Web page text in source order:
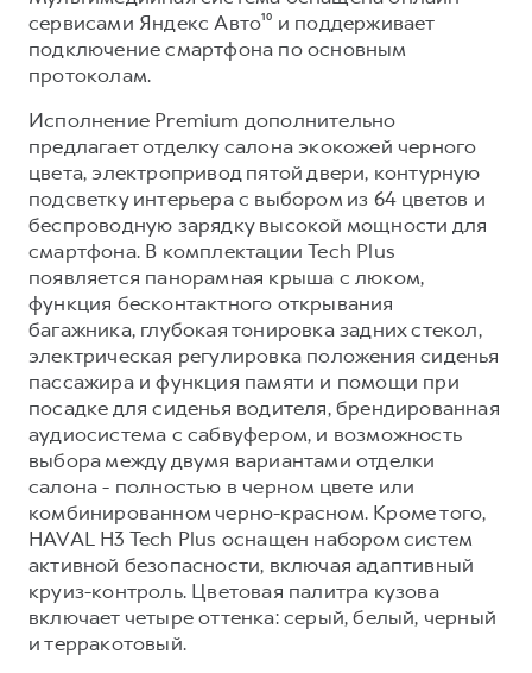
сервисами Яндекс Авто¹⁰ и поддерживает
подключение смартфона по основным
протоколам.
Исполнение Premium дополнительно
предлагает отделку салона экокожей черного
цвета, электропривод пятой двери, контурную
подсветку интерьера с выбором из 64 цветов и
беспроводную зарядку высокой мощности для
смартфона. В комплектации Tech Plus
появляется панорамная крыша с люком,
функция бесконтактного открывания
багажника, глубокая тонировка задних стекол,
электрическая регулировка положения сиденья
пассажира и функция памяти и помощи при
посадке для сиденья водителя, брендированная
аудиосистема с сабвуфером, и возможность
выбора между двумя вариантами отделки
салона - полностью в черном цвете или
комбинированном черно-красном. Кроме того,
HAVAL H3 Tech Plus оснащен набором систем
активной безопасности, включая адаптивный
круиз-контроль. Цветовая палитра кузова
включает четыре оттенка: серый, белый, черный
и терракотовый.